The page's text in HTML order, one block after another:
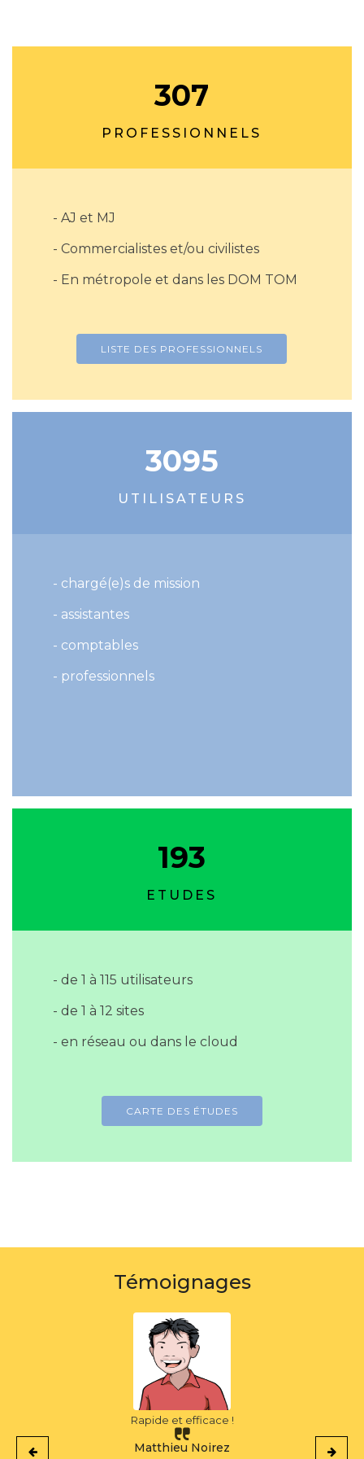
307
PROFESSIONNELS
- AJ et MJ
- Commercialistes et/ou civilistes
- En métropole et dans les DOM TOM
LISTE DES PROFESSIONNELS
3095
UTILISATEURS
- chargé(e)s de mission
- assistantes
- comptables
- professionnels
193
ETUDES
- de 1 à 115 utilisateurs
- de 1 à 12 sites
- en réseau ou dans le cloud
CARTE DES ÉTUDES
Témoignages
Noirez